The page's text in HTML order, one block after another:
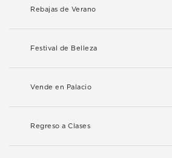
Rebajas de Verano
Festival de Belleza
Vende en Palacio
Regreso a Clases